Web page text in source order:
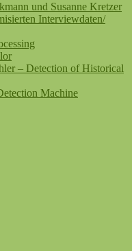
und Susanne Kretzer
Interviewdaten/
– Detection of Historical
Machine